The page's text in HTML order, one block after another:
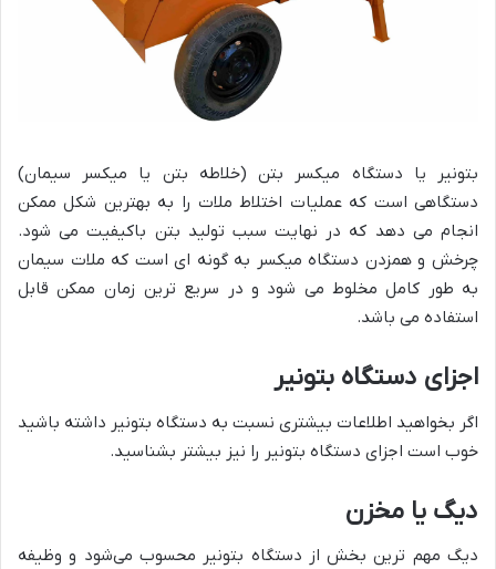
بتونیر یا دستگاه میکسر بتن (خلاطه بتن یا میکسر سیمان)
دستگاهی است که عملیات اختلاط ملات را به بهترین شکل ممکن
انجام می دهد که در نهایت سبب تولید بتن باکیفیت می شود.
چرخش و همزدن دستگاه میکسر به گونه ای است که ملات سیمان
به طور کامل مخلوط می شود و در سریع ترین زمان ممکن قابل
استفاده می باشد.
اجزای دستگاه بتونیر
اگر بخواهید اطلاعات بیشتری نسبت به دستگاه بتونیر داشته باشید
خوب است اجزای دستگاه بتونیر را نیز بیشتر بشناسید.
دیگ یا مخزن
دیگ مهم ترین بخش از دستگاه بتونیر محسوب می‌شود و وظیفه